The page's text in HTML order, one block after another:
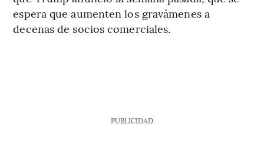
espera que aumenten los gravámenes a
decenas de socios comerciales.
PUBLICIDAD